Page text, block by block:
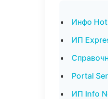
Инфо
ИП
Portal
ИП Info